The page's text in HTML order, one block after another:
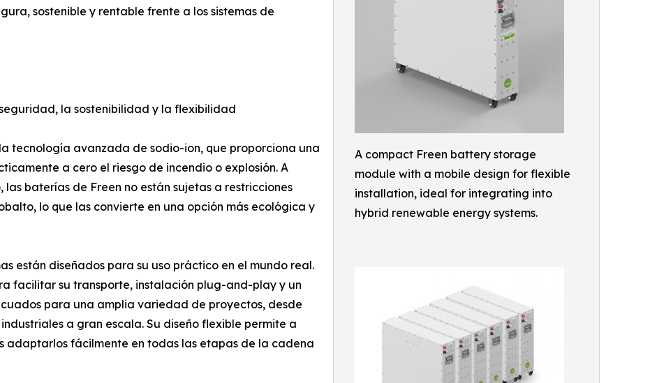
A compact Freen battery storage
module with a mobile design for flexible
installation, ideal for integrating into
hybrid renewable energy systems.
sostenible y rentable frente a los sistemas de
la sostenibilidad y la flexibilidad
tecnología avanzada de sodio-ion, que proporciona una
a cero el riesgo de incendio o explosión. A
baterías de Freen no están sujetas a restricciones
lo que las convierte en una opción más ecológica y
están diseñados para su uso práctico en el mundo real.
facilitar su transporte, instalación plug-and-play y un
para una amplia variedad de proyectos, desde
a gran escala. Su diseño flexible permite a
adaptarlos fácilmente en todas las etapas de la cadena